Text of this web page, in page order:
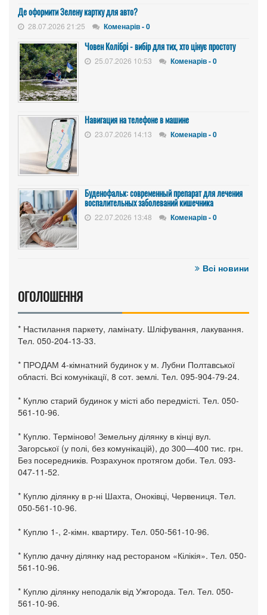
Де оформити Зелену картку для авто?
28.07.2026 21:25 Коменарів - 0
Човен Колібрі - вибір для тих, хто цінує простоту
25.07.2026 10:53 Коменарів - 0
Навигация на телефоне в машине
23.07.2026 14:13 Коменарів - 0
Буденофальк: современный препарат для лечения
воспалительных заболеваний кишечника
22.07.2026 13:48 Коменарів - 0
Всі новини
ОГОЛОШЕННЯ
* Настилання паркету, ламінату. Шліфування, лакування.
Тел. 050-204-13-33.
* ПРОДАМ 4-кімнатний будинок у м. Лубни Полтавської
області. Всі комунікації, 8 сот. землі. Тел. 095-904-79-24.
* Куплю старий будинок у місті або передмісті. Тел. 050-
561-10-96.
* Куплю. Терміново! Земельну ділянку в кінці вул.
Загорської (у полі, без комунікацій), до 300—400 тис. грн.
Без посередників. Розрахунок протягом доби. Тел. 093-
047-11-52.
* Куплю ділянку в р-ні Шахта, Оноківці, Червениця. Тел.
050-561-10-96.
* Куплю 1-, 2-кімн. квартиру. Тел. 050-561-10-96.
* Куплю дачну ділянку над рестораном «Кілікія». Тел. 050-
561-10-96.
* Куплю ділянку неподалік від Ужгорода. Тел. Тел. 050-
561-10-96.